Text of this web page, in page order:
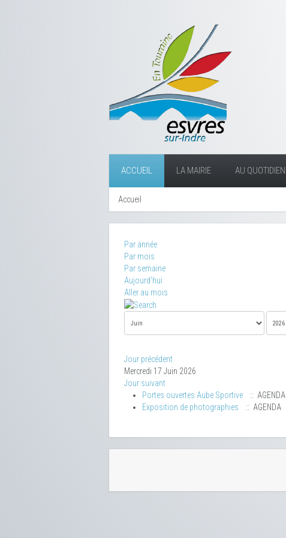
ACCUEIL LA MAIRIE AU QUOTIDIEN
Accueil
Par année
Par mois
Par semaine
Aujourd'hui
Aller au mois
Jour précédent
Mercredi 17 Juin 2026
Jour suivant
Portes ouvertes Aube Sportive
:: AGENDA
Exposition de photographies
:: AGENDA